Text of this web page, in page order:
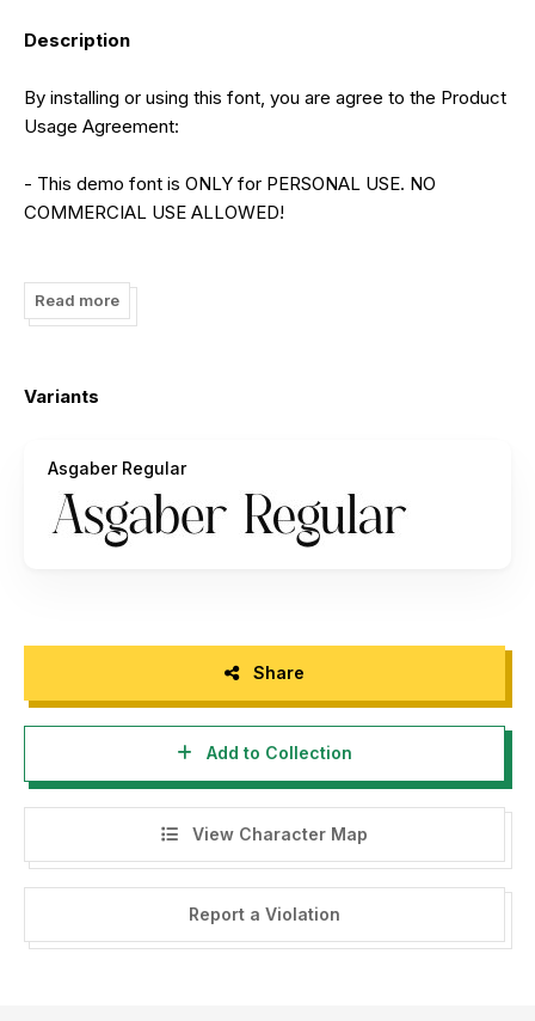
Description
By installing or using this font, you are agree to the Product
Usage Agreement:
- This demo font is ONLY for PERSONAL USE. NO
COMMERCIAL USE ALLOWED!
license:
https://letterena.com/product/asgaber-modern-font-serif/
- For Corporate use you have to purchase Corporate
- If you need a custom license please contact us at
storytypestudio@gmail.com
Please visit our store for more amazing fonts :
INDONESIA:
Dengan meng-install font ini, dan membaca persyaratan ini,
anda dianggap mengerti dan menyetujui semua syarat dan
Read more
Variants
Asgaber Regular
Share
Add to Collection
View Character Map
Report a Violation